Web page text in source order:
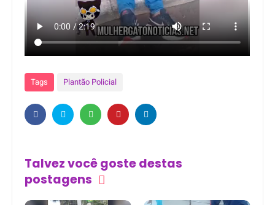
Tags Plantão Policial
Talvez você goste destas
postagens